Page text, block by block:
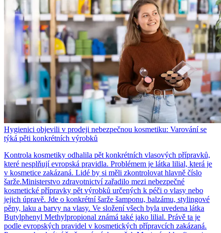
Hygienici objevili v prodeji nebezpečnou kosmetiku: Varování se
týká pěti konkrétních výrobků
Kontrola kosmetiky odhalila pět konkrétních vlasových přípravků,
které nesplňují evropská pravidla. Problémem je látka lilial, která je
v kosmetice zakázaná. Lidé by si měli zkontrolovat hlavně číslo
šarže.Ministerstvo zdravotnictví zařadilo mezi nebezpečné
kosmetické přípravky pět výrobků určených k péči o vlasy nebo
jejich úpravě. Jde o konkrétní šarže šamponu, balzámu, stylingové
pěny, laku a barvy na vlasy. Ve složení všech byla uvedena látka
Butylphenyl Methylpropional známá také jako lilial. Právě ta je
podle evropských pravidel v kosmetických přípravcích zakázaná.